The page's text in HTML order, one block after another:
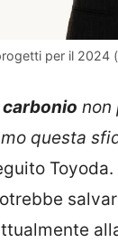
per il 2024
non
questa